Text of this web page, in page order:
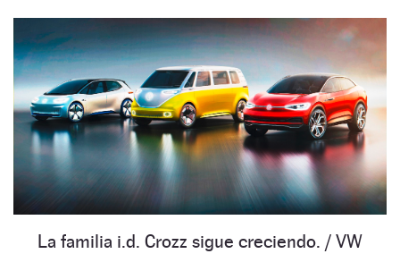
La familia i.d. Crozz sigue creciendo. / VW